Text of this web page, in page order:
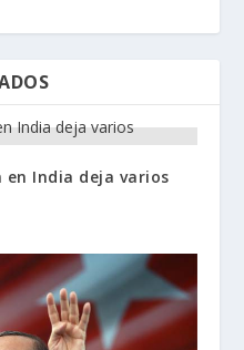
India deja varios